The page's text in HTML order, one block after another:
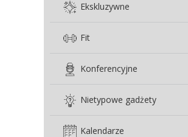
Ekskluzywne
Fit
Konferencyjne
Nietypowe gadżety
Kalendarze